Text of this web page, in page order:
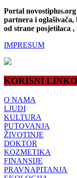
Portal
partnera i
od strane posjetilaca
IMPRESUM
KORISNI
O NAMA
LJUDI
KULTURA
PUTOVANJA
ŽIVOTINJE
DOKTOR
KOZMETIKA
FINANSIJE
PRAVNAPITANJA